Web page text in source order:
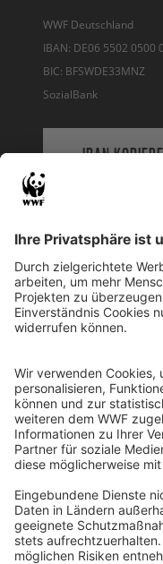
WWF Deutschland
IBAN: DE06 5502 0500
BIC: BFSWDE33MNZ
SozialBank
IBAN
WWF Deutschland
Reinhardtstr. 18
10117 Berlin
Ihre Spende kann
Registriert als Stiftung
Justiz Berlin, Az: 3416/
Umsatzsteuer-
Freistellungsbescheid:
von der
Steuernummer 27/641/